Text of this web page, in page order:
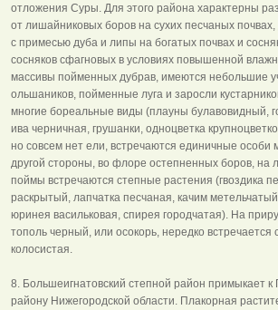
отложения Суры. Для этого района характерны
от лишайниковых боров на сухих песчаных
с примесью дуба и липы на богатых почвах и
сосняков сфагновых в условиях повышенной
массивы пойменных дубрав, имеются небольшие
ольшаников, пойменные луга и заросли
многие бореальные виды (плауны булавовидный,
ива черничная, грушанки, одноцветка
но совсем нет ели, встречаются единичные особи
другой стороны, во флоре остепненных боров, на
поймы встречаются степные растения (гвоздика
раскрытый, лапчатка песчаная, качим
юринея васильковая, спирея городчатая). На
тополь черный, или осокорь, нередко встречается
колосистая.
8. Большеигнатовский степной район примыкает к
району Нижегородской области. Плакорная